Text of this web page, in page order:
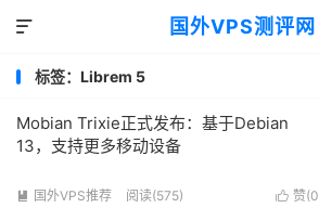
国外VPS测评网

标签：Librem 5
Mobian Trixie正式发布：基于Debian
13，支持更多移动设备
 赞(0
 国外VPS推荐 阅读(575)